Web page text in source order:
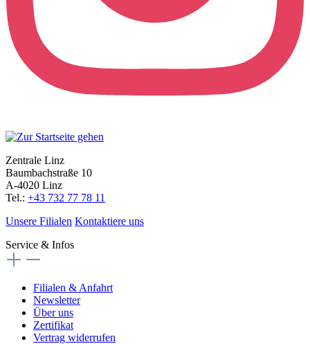
Zentrale Linz
Baumbachstraße 10
A-4020 Linz
Tel.: +43 732 77 78 11
Unsere Filialen Kontaktiere uns
Service & Infos
Filialen & Anfahrt
Newsletter
Über uns
Zertifikat
Vertrag widerrufen